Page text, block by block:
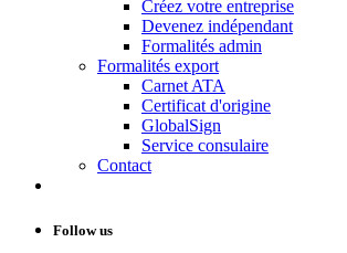
Créez votre entreprise
Devenez indépendant
Formalités admin
Formalités export
Carnet ATA
Certificat d'origine
GlobalSign
Service consulaire
Contact
Follow us